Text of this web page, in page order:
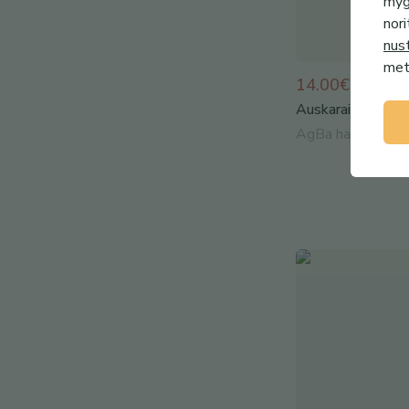
14.00€
Auskarai su
AgBa handmade